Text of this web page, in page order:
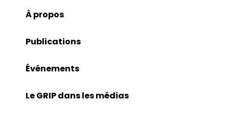
À propos
Publications
Événements
Le GRIP dans les médias